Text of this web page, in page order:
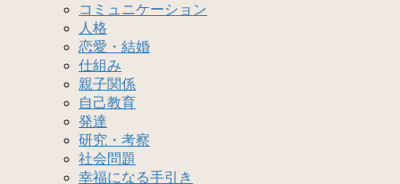
コミュニケーション
人格
恋愛・結婚
仕組み
親子関係
自己教育
発達
研究・考察
社会問題
幸福になる手引き